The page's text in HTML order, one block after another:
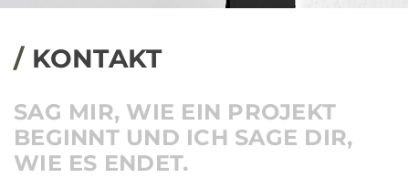
/KONTAKT
SAG MIR, WIE EIN PROJEKT
BEGINNTUND ICH SAGE DIR,
WIE ES ENDET.